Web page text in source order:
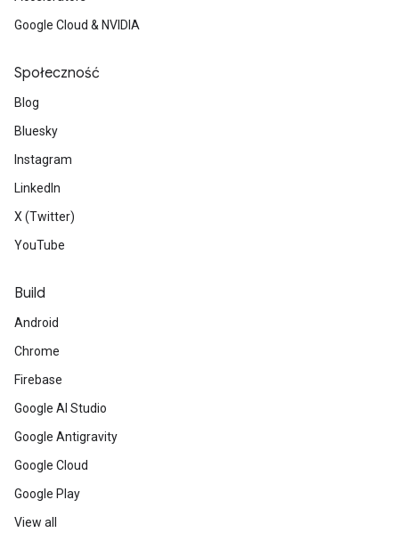
Google Cloud & NVIDIA
Społeczność
Blog
Bluesky
Instagram
LinkedIn
X (Twitter)
YouTube
Build
Android
Chrome
Firebase
Google AI Studio
Google Antigravity
Google Cloud
Google Play
View all